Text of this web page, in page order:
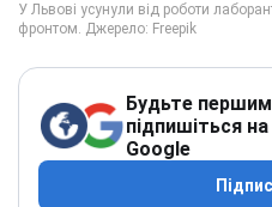
Будьте
підпишіться
Google